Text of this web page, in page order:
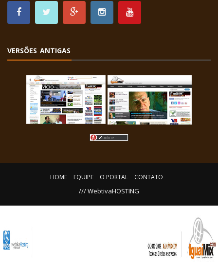
VERSÕES ANTIGAS
HOME EQUIPE O PORTAL CONTATO
/// WebtivaHOSTING